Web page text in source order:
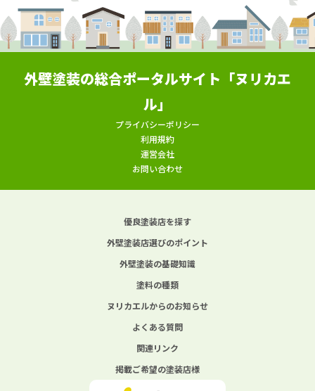
外壁塗装の総合ポータルサイト「ヌリカエ
ル」
プライバシーポリシー
利用規約
運営会社
お問い合わせ
優良塗装店を探す
外壁塗装店選びのポイント
外壁塗装の基礎知識
塗料の種類
ヌリカエルからのお知らせ
よくある質問
関連リンク
掲載ご希望の塗装店様